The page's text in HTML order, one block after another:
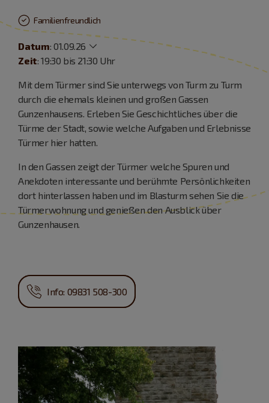
Familienfreundlich
Datum:01.09.26
Zeit: 19:30 bis 21:30 Uhr
Mit dem Türmer sind Sie unterwegs von Turm zu Turm
durch die ehemals kleinen und großen Gassen
Gunzenhausens. Erleben Sie Geschichtliches über die
Türme der Stadt, sowie welche Aufgaben und Erlebnisse
Türmer hier hatten.
In den Gassen zeigt der Türmer welche Spuren und
Anekdoten interessante und berühmte Persönlichkeiten
dort hinterlassen haben und im Blasturm sehen Sie die
Türmerwohnung und genießen den Ausblick über
Gunzenhausen.
Info: 09831 508-300